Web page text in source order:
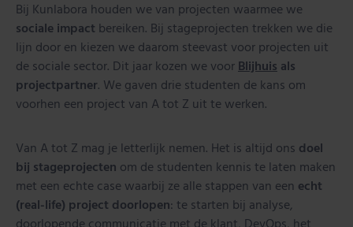
Bij Kunlabora houden we van projecten waarmee we
sociale impact bereiken. Bij stageprojecten trekken we die
lijn door en kiezen we daarom steevast voor projecten uit
de sociale sector. Dit jaar kozen we voor Blijhuis als
projectpartner. We gaven drie studenten de kans om
voorhen een project van A tot Z uit te werken.
Van A tot Z mag je letterlijk nemen. Het is altijd ons doel
bij stageprojecten om de studenten kennis te laten maken
met een echte case waarbij ze alle stappen van een echt
(real-life) project doorlopen: te starten bij analyse,